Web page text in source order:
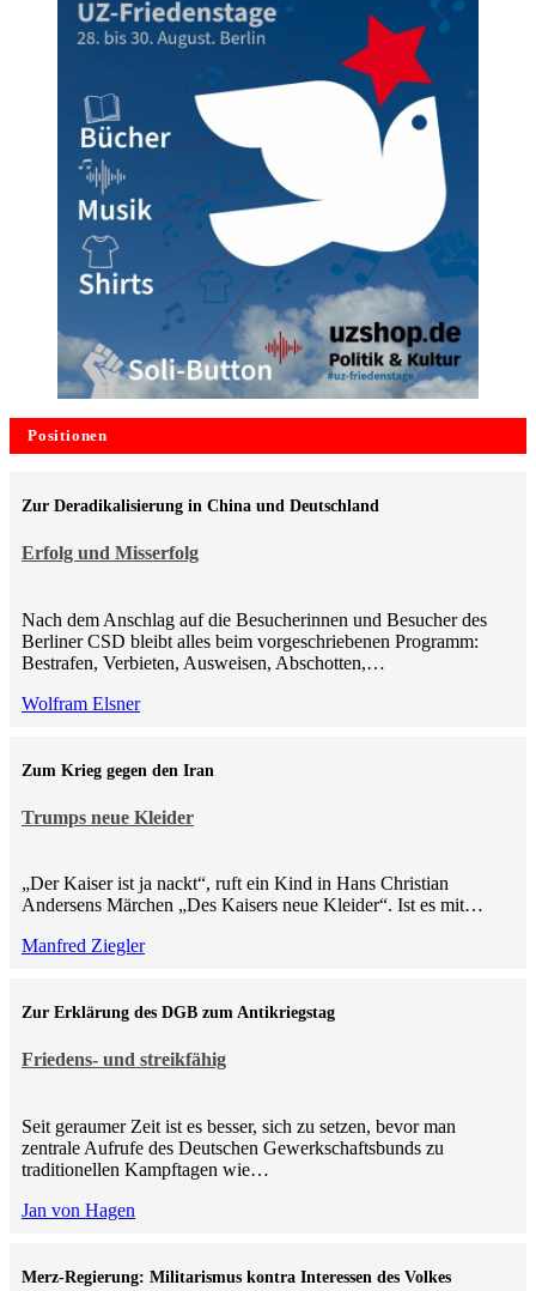
Positionen
Erfolg und Misserfolg
Zur Deradikalisierung in China und Deutschland
Nach dem Anschlag auf die Besucherinnen und Besucher des
Berliner CSD bleibt alles beim vorgeschriebenen Programm:
Bestrafen, Verbieten, Ausweisen, Abschotten,…
Wolfram Elsner
Trumps neue Kleider
Zum Krieg gegen den Iran
„Der Kaiser ist ja nackt“, ruft ein Kind in Hans Christian
Andersens Märchen „Des Kaisers neue Kleider“. Ist es mit…
Manfred Ziegler
Friedens- und streikfähig
Zur Erklärung des DGB zum Antikriegstag
Seit geraumer Zeit ist es besser, sich zu setzen, bevor man
zentrale Aufrufe des Deutschen Gewerkschaftsbunds zu
traditionellen Kampftagen wie…
Jan von Hagen
Merz-Regierung: Militarismus kontra Inte­ressen des Volkes